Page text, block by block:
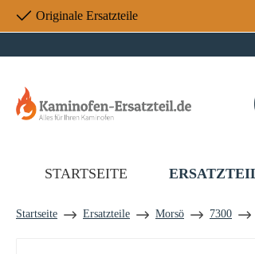
Hauptinhalt springen
Zur Suche springen
Zur Hauptnavigation springen
Originale Ersatzteile
STARTSEITE
Startseite Ersatzteile Morsö 7300